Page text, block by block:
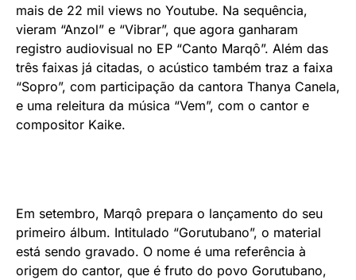
mais de 22 mil views no Youtube. Na sequência,
vieram “Anzol” e “Vibrar”, que agora ganharam
registro audiovisual no EP “Canto Marqô”. Além das
três faixas já citadas, o acústico também traz a faixa
“Sopro”, com participação da cantora Thanya Canela,
e uma releitura da música “Vem”, com o cantor e
compositor Kaike.
Em setembro, Marqô prepara o lançamento do seu
primeiro álbum. Intitulado “Gorutubano”, o material
está sendo gravado. O nome é uma referência à
origem do cantor, que é fruto do povo Gorutubano,